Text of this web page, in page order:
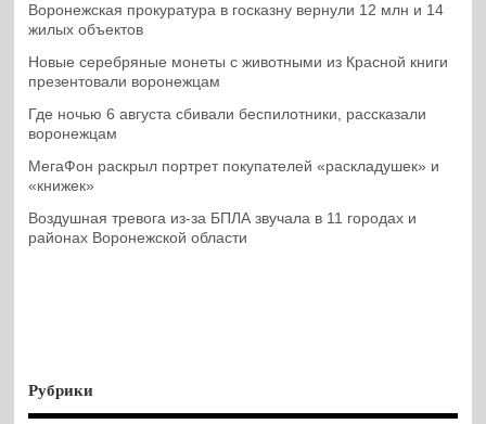
Воронежская прокуратура в госказну вернули 12 млн и 14
жилых объектов
Новые серебряные монеты с животными из Красной книги
презентовали воронежцам
Где ночью 6 августа сбивали беспилотники, рассказали
воронежцам
МегаФон раскрыл портрет покупателей «раскладушек» и
«книжек»
Воздушная тревога из-за БПЛА звучала в 11 городах и
районах Воронежской области
Рубрики